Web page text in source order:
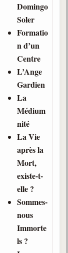
Domingo
Soler
Formatio
n d’un
Centre
L’Ange
Gardien
La
Médium
nité
La Vie
après la
Mort,
existe-t-
elle ?
Sommes-
nous
Immorte
ls ?